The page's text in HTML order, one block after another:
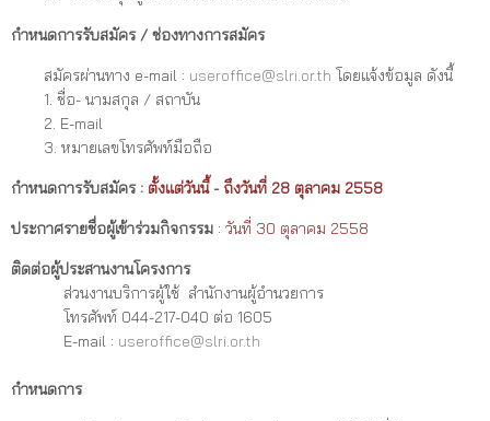
กำหนดการรับสมัคร / ช่องทางการสมัคร
สมัครผ่านทาง e-mail : useroffice@slri.or.th โดยแจ้งข้อมูล ดังนี้
1. ชื่อ- นามสกุล / สถาบัน
2. E-mail
3. หมายเลขโทรศัพท์มือถือ
กำหนดการรับสมัคร : ตั้งแต่วันนี้- ถึงวันที่ 28 ตุลาคม 2558
ประกาศรายชื่อผู้เข้าร่วมกิจกรรม : วันที่ 30 ตุลาคม 2558
ติดต่อผู้ประสานงานโครงการ
ส่วนงานบริการผู้ใช้ สำนักงานผู้อำนวยการ
โทรศัพท์ 044-217-040 ต่อ 1605
E-mail : useroffice@slri.or.th
กำหนดการ